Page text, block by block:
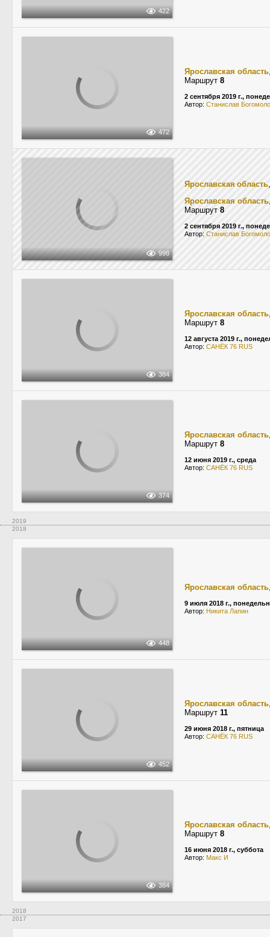
422
472
Ярославская область
Маршрут 8
2 сентября 2019 г.,
Автор: Станислав
998
Ярославская область
Ярославская область
Маршрут 8
2 сентября 2019 г.,
Автор: Станислав
384
Ярославская область
Маршрут 8
12 августа 2019 г.,
Автор: САНЁК 76 RUS
374
Ярославская область
Маршрут 8
12 июня 2019 г., среда
Автор: САНЁК 76 RUS
2019
2018
448
Ярославская область
9 июля 2018 г.,
Автор: Никита Лапин
452
Ярославская область
Маршрут 11
29 июня 2018 г., пятница
Автор: САНЁК 76 RUS
384
Ярославская область
Маршрут 8
16 июня 2018 г., суббота
Автор: Макс И
2018
2017